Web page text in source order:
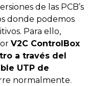
de las PCB’s
donde podemos
Para ello,
V2C ControlBox
a través del
UTP de
normalmente.